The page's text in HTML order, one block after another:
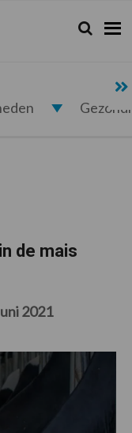
Zoeken...
Zoek
de mais
2021